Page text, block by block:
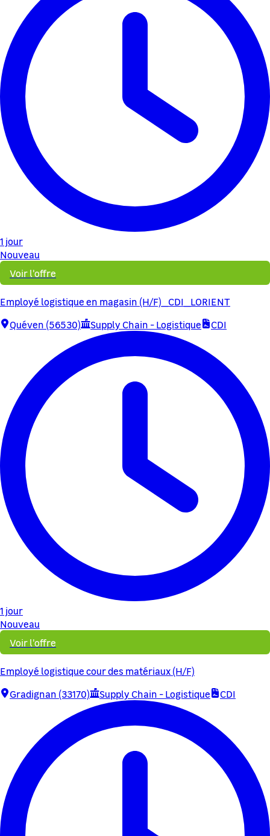
1 jour
Nouveau
Voir l'offre
Employé logistique en magasin (H/F)_CDI_LORIENT
Quéven (56530)
Supply Chain - Logistique CDI
1 jour
Nouveau
Voir l'offre
Employé logistique cour des matériaux (H/F)
Gradignan (33170)
Supply Chain - Logistique CDI